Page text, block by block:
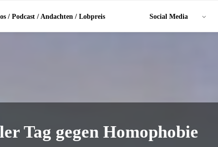
/ Podcast / Andachten / Lobpreis Social Media
Tag gegen Homophobie